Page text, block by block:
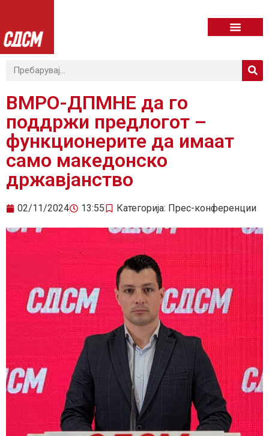
ВМРО-ДПМНЕ да го
поддржи предлогот –
функционерите да имаат
само македонско
државјанство
02/11/2024 13:55 Категорија: Прес-конференции